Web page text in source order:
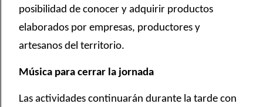
posibilidad de conocer y adquirir productos
elaborados por empresas, productores y
artesanos del territorio.
Música para cerrar la jornada
Las actividades continuarán durante la tarde con